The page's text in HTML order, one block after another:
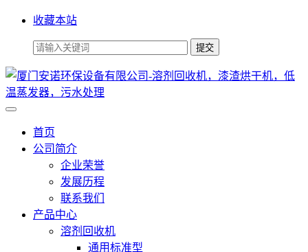
收藏本站
首页
公司简介
企业荣誉
发展历程
联系我们
产品中心
溶剂回收机
通用标准型